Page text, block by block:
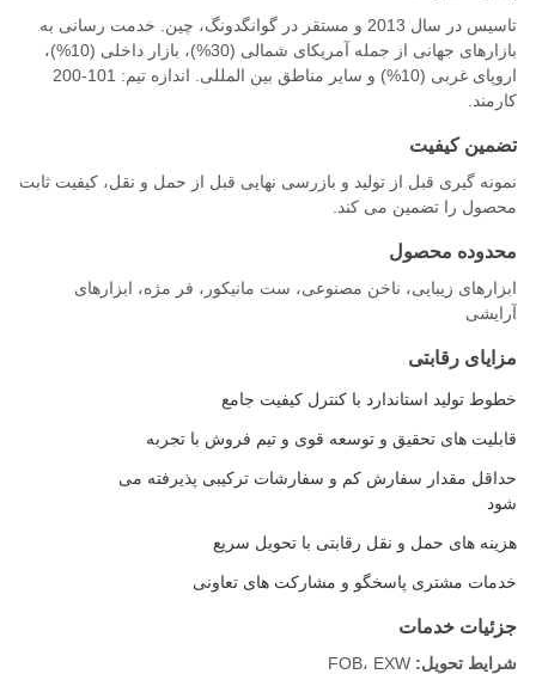
تاسیس در سال 2013 و مستقر در گوانگدونگ، چین. خدمت رسانی به
بازارهای جهانی از جمله آمریکای شمالی (30%)، بازار داخلی (10%)،
اروپای غربی (10%) و سایر مناطق بین المللی. اندازه تیم: 101-200
کارمند.
تضمین کیفیت
نمونه گیری قبل از تولید و بازرسی نهایی قبل از حمل و نقل، کیفیت ثابت
محصول را تضمین می کند.
محدوده محصول
ابزارهای زیبایی، ناخن مصنوعی، ست مانیکور، فر مژه، ابزارهای
آرایشی
مزایای رقابتی
خطوط تولید استاندارد با کنترل کیفیت جامع
قابلیت های تحقیق و توسعه قوی و تیم فروش با تجربه
حداقل مقدار سفارش کم و سفارشات ترکیبی پذیرفته می
شود
هزینه های حمل و نقل رقابتی با تحویل سریع
خدمات مشتری پاسخگو و مشارکت های تعاونی
جزئیات خدمات
شرایط تحویل: